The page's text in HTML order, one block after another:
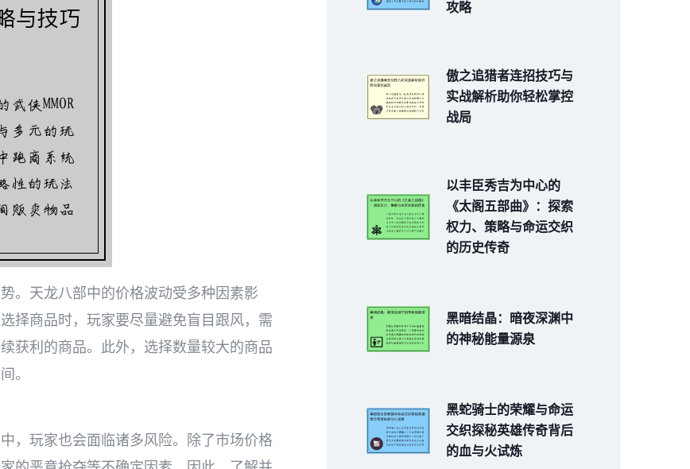
。天龙八部中的价格波动受多种因素影
择商品时，玩家要尽量避免盲目跟风，需
获利的商品。此外，选择数量较大的商品
。
，玩家也会面临诸多风险。除了市场价格
攻略
傲之追猎者连招技巧与
实战解析助你轻松掌控
战局
以丰臣秀吉为中心的
《太阁五部曲》：探索
权力、策略与命运交织
的历史传奇
黑暗结晶：暗夜深渊中
的神秘能量源泉
黑蛇骑士的荣耀与命运
交织探秘英雄传奇背后
的血与火试炼